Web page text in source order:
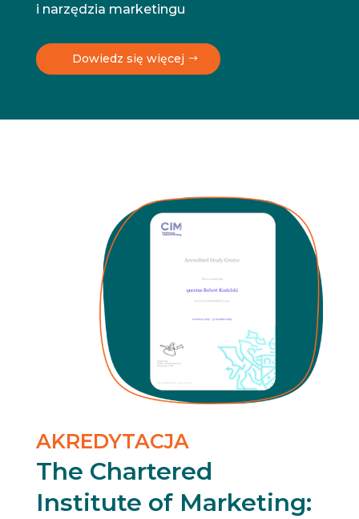
i narzędzia marketingu
Dowiedz się więcej
AKREDYTACJA
The Chartered
Institute of Marketing: